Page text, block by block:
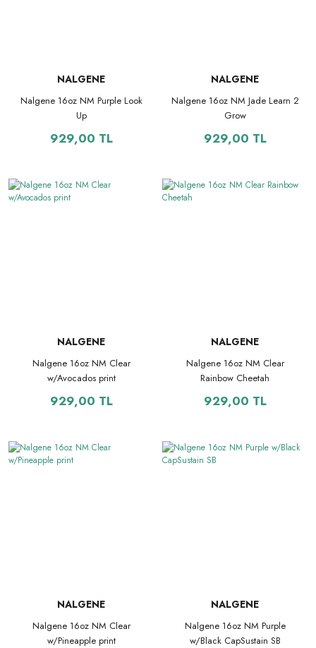
NALGENE
Nalgene 16oz NM Purple Look
Up
929,00 TL
NALGENE
Nalgene 16oz NM Jade Learn 2
Grow
929,00 TL
NALGENE
Nalgene 16oz NM Clear
w/Avocados print
929,00 TL
NALGENE
Nalgene 16oz NM Clear
Rainbow Cheetah
929,00 TL
NALGENE
Nalgene 16oz NM Clear
w/Pineapple print
NALGENE
Nalgene 16oz NM Purple
w/Black CapSustain SB